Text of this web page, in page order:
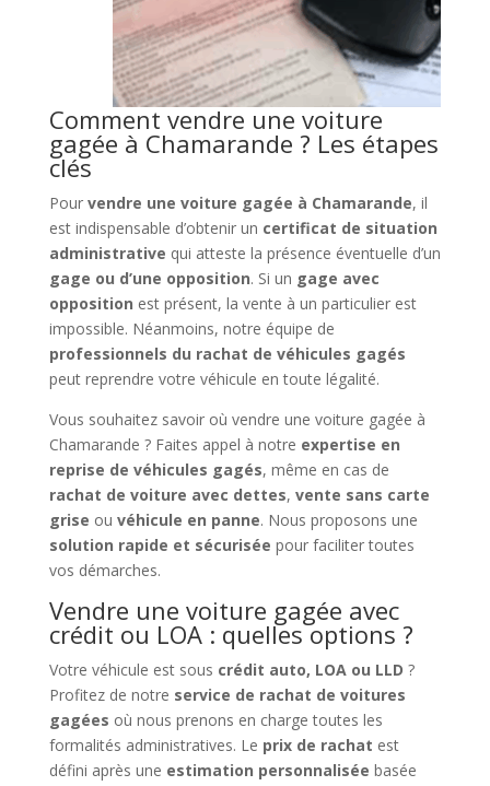
Comment vendre une voiture
gagée à Chamarande ? Les étapes
clés
Pour vendre une voiture gagée à Chamarande, il
est indispensable d’obtenir un certificat de situation
administrative qui atteste la présence éventuelle d’un
gage ou d’une opposition. Si un gage avec
opposition est présent, la vente à un particulier est
impossible. Néanmoins, notre équipe de
professionnels du rachat de véhicules gagés
peut reprendre votre véhicule en toute légalité.
Vous souhaitez savoir où vendre une voiture gagée à
Chamarande ? Faites appel à notre expertise en
reprise de véhicules gagés, même en cas de
rachat de voiture avec dettes, vente sans carte
grise ou véhicule en panne. Nous proposons une
solution rapide et sécurisée pour faciliter toutes
vos démarches.
Vendre une voiture gagée avec
crédit ou LOA : quelles options ?
Votre véhicule est sous crédit auto, LOA ou LLD ?
Profitez de notre service de rachat de voitures
gagées où nous prenons en charge toutes les
formalités administratives. Le prix de rachat est
défini après une estimation personnalisée basée